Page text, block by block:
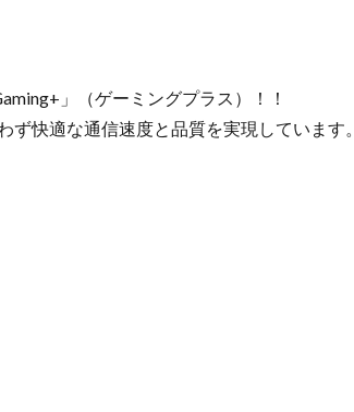
」（ゲーミングプラス）！！
快適な通信速度と品質を実現しています。